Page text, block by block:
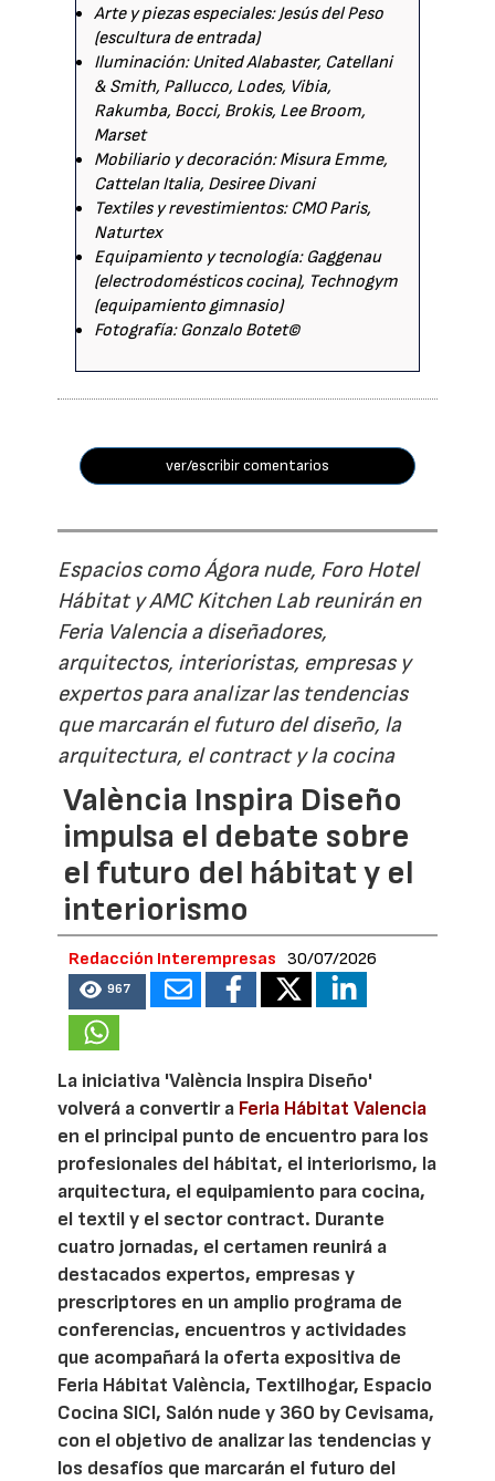
Arte y piezas especiales: Jesús del Peso
(escultura de entrada)
Iluminación: United Alabaster, Catellani
& Smith, Pallucco, Lodes, Vibia,
Rakumba, Bocci, Brokis, Lee Broom,
Marset
Mobiliario y decoración: Misura Emme,
Cattelan Italia, Desiree Divani
Textiles y revestimientos: CMO Paris,
Naturtex
Equipamiento y tecnología: Gaggenau
(electrodomésticos cocina), Technogym
(equipamiento gimnasio)
Fotografía: Gonzalo Botet©
ver/escribir comentarios
Espacios como Ágora nude, Foro Hotel
Hábitat y AMC Kitchen Lab reunirán en
Feria Valencia a diseñadores,
arquitectos, interioristas, empresas y
expertos para analizar las tendencias
que marcarán el futuro del diseño, la
arquitectura, el contract y la cocina
València Inspira Diseño
impulsa el debate sobre
el futuro del hábitat y el
interiorismo
Redacción Interempresas 30/07/2026
967
La iniciativa 'València Inspira Diseño'
volverá a convertir a Feria Hábitat Valencia
en el principal punto de encuentro para los
profesionales del hábitat, el interiorismo, la
arquitectura, el equipamiento para cocina,
el textil y el sector contract. Durante
cuatro jornadas, el certamen reunirá a
destacados expertos, empresas y
prescriptores en un amplio programa de
conferencias, encuentros y actividades
que acompañará la oferta expositiva de
Feria Hábitat València, Textilhogar, Espacio
Cocina SICI, Salón nude y 360 by Cevisama,
con el objetivo de analizar las tendencias y
los desafíos que marcarán el futuro del